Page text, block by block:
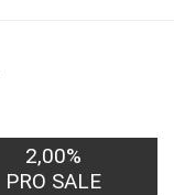
2,00%
PRO SALE